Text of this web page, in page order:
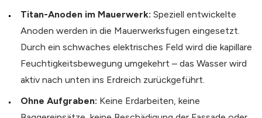
Titan-Anoden im Mauerwerk: Speziell entwickelte
Anoden werden in die Mauerwerksfugen eingesetzt.
Durch ein schwaches elektrisches Feld wird die kapillare
Feuchtigkeitsbewegung umgekehrt – das Wasser wird
aktiv nach unten ins Erdreich zurückgeführt.
Ohne Aufgraben: Keine Erdarbeiten, keine